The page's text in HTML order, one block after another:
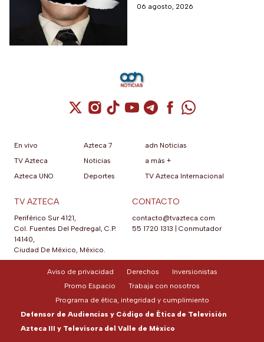
06 agosto, 2026
Cuenta de X / Twitter (se abre en una
Cuenta de Instagram (se abre en una
Cuenta de TikTok (se abre en
Cuenta de YouTube (se abre
Cuenta de Telegram (se
Cuenta de
Cuenta de
En vivo
TV Azteca
Azteca UNO
Azteca 7
Noticias
Deportes
adn Noticias
a más +
TV Azteca Internacional
TV AZTECA
Periférico Sur 4121,
Col. Fuentes Del Pedregal, C.P.
14140,
Ciudad De México, México.
CONTACTO
contacto@tvazteca.com
55 1720 1313
Conmutador
Aviso de privacidad Derechos
Inversionistas
Promo Espacio
Trabaja con nosotros
Programa de ética, integridad y cumplimiento
Defensor de Audiencias y Código de Ética de Televisión
Azteca III y Televisora del Valle de México